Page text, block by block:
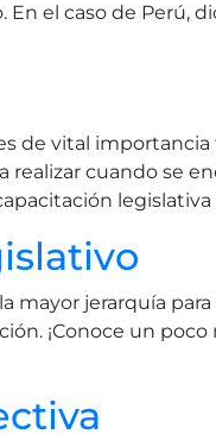
el caso de
de vital
cuando se
legislativa
jerarquía
¡Conoce un